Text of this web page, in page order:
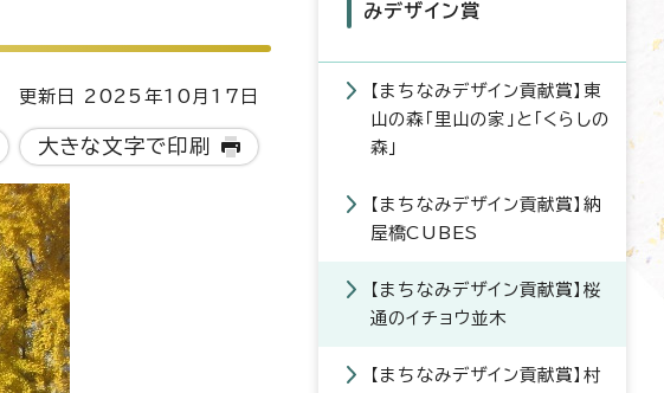
更新日 2025年10月17日
大きな文字で印刷
みデザイン賞
【まちなみデザイン貢献賞】東
山の森「里山の家」と「くらしの
森」
【まちなみデザイン貢献賞】納
屋橋CUBES
【まちなみデザイン貢献賞】桜
通のイチョウ並木
【まちなみデザイン貢献賞】村